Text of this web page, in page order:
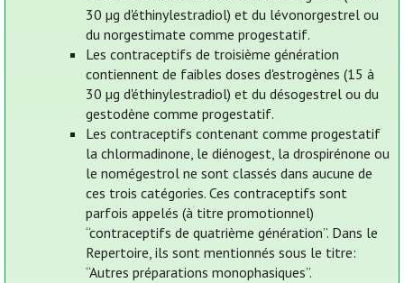
30 µg d'éthinylestradiol) et du lévonorgestrel ou
du norgestimate comme progestatif.
Les contraceptifs de troisième génération
contiennent de faibles doses d'estrogènes (15 à
30 µg d'éthinylestradiol) et du désogestrel ou du
gestodène comme progestatif.
Les contraceptifs contenant comme progestatif
la chlormadinone, le diénogest, la drospirénone ou
le nomégestrol ne sont classés dans aucune de
ces trois catégories. Ces contraceptifs sont
parfois appelés (à titre promotionnel)
“contraceptifs de quatrième génération”. Dans le
Repertoire, ils sont mentionnés sous le titre:
“Autres préparations monophasiques”.